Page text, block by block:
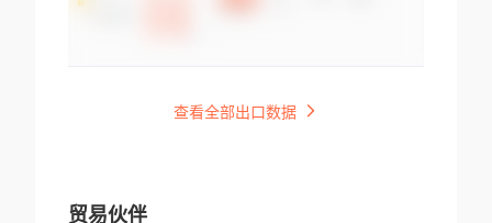
查看全部出口数据
贸易伙伴